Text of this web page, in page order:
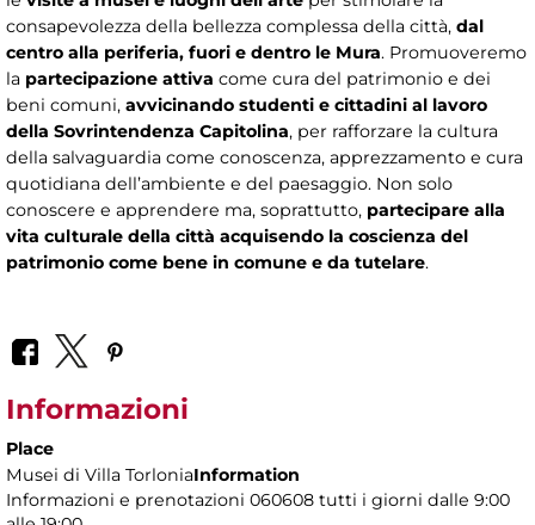
consapevolezza della bellezza complessa della città, dal
centro alla periferia, fuori e dentro le Mura. Promuoveremo
la partecipazione attiva come cura del patrimonio e dei
beni comuni, avvicinando studenti e cittadini al lavoro
della Sovrintendenza Capitolina, per rafforzare la cultura
della salvaguardia come conoscenza, apprezzamento e cura
quotidiana dell’ambiente e del paesaggio. Non solo
conoscere e apprendere ma, soprattutto, partecipare alla
vita culturale della città acquisendo la coscienza del
patrimonio come bene in comune e da tutelare.
Informazioni
Place
Musei di Villa TorloniaInformation
Informazioni e prenotazioni 060608 tutti i giorni dalle 9:00